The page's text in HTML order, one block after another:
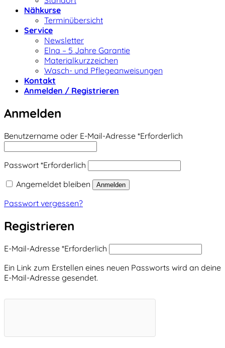
Nähkurse
Terminübersicht
Service
Newsletter
Elna – 5 Jahre Garantie
Materialkurzzeichen
Wasch- und Pflegeanweisungen
Kontakt
Anmelden / Registrieren
Anmelden
Benutzername oder E-Mail-Adresse *Erforderlich
Passwort *Erforderlich
Angemeldet bleiben
Anmelden
Passwort vergessen?
Registrieren
E-Mail-Adresse *Erforderlich
Ein Link zum Erstellen eines neuen Passworts wird an deine
E-Mail-Adresse gesendet.